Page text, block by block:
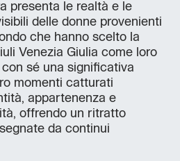
presenta le realtà e le
delle donne provenienti
che hanno scelto la
Venezia Giulia come loro
sé una significativa
momenti catturati
appartenenza e
offrendo un ritratto
da continui